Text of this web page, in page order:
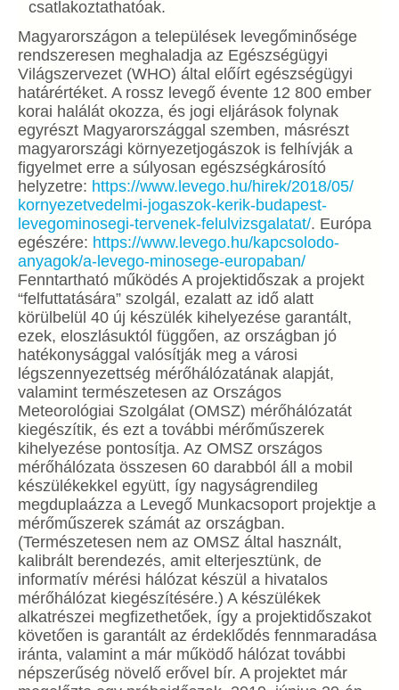
csatlakoztathatóak.
Magyarországon a települések levegőminősége
rendszeresen meghaladja az Egészségügyi
Világszervezet (WHO) által előírt egészségügyi
határértéket. A rossz levegő évente 12 800 ember
korai halálát okozza, és jogi eljárások folynak
egyrészt Magyarországgal szemben, másrészt
magyarországi környezetjogászok is felhívják a
figyelmet erre a súlyosan egészségkárosító
helyzetre: https://www.levego.hu/hirek/2018/05/
kornyezetvedelmi-jogaszok-kerik-budapest-
levegominosegi-tervenek-felulvizsgalatat/. Európa
egészére: https://www.levego.hu/kapcsolodo-
anyagok/a- levego-minosege-europaban/
Fenntartható működés A projektidőszak a projekt
“felfuttatására” szolgál, ezalatt az idő alatt
körülbelül 40 új készülék kihelyezése garantált,
ezek, eloszlásuktól függően, az országban jó
hatékonysággal valósítják meg a városi
légszennyezettség mérőhálózatának alapját,
valamint természetesen az Országos
Meteorológiai Szolgálat (OMSZ) mérőhálózatát
kiegészítik, és ezt a további mérőműszerek
kihelyezése pontosítja. Az OMSZ országos
mérőhálózata összesen 60 darabból áll a mobil
készülékekkel együtt, így nagyságrendileg
megduplaázza a Levegő Munkacsoport projektje a
mérőműszerek számát az országban.
(Természetesen nem az OMSZ által használt,
kalibrált berendezés, amit elterjesztünk, de
informatív mérési hálózat készül a hivatalos
mérőhálózat kiegészítésére.) A készülékek
alkatrészei megfizethetőek, így a projektidőszakot
követően is garantált az érdeklődés fennmaradása
iránta, valamint a már működő hálózat további
népszerűség növelő erővel bír. A projektet már